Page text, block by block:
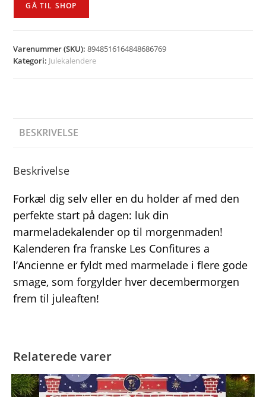
GÅ TIL SHOP
Varenummer (SKU):8948516164848686769
Kategori: Julekalendere
BESKRIVELSE
Beskrivelse
Forkæl dig selv eller en du holder af med den
perfekte start på dagen: luk din
marmeladekalender op til morgenmaden!
Kalenderen fra franske Les Confitures a
l’Ancienne er fyldt med marmelade i flere gode
smage, som forgylder hver decembermorgen
frem til juleaften!
Relaterede varer